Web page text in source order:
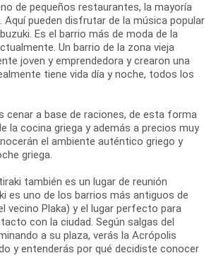
de pequeños restaurantes, la mayoría
Aquí pueden disfrutar de la música popular
Es el barrio más de moda de la
Un barrio de la zona vieja
joven y emprendedora y crearon una
tiene vida día y noche, todos los
cenar a base de raciones, de esta forma
la cocina griega y además a precios muy
el ambiente auténtico griego y
griega.
también es un lugar de reunión
es uno de los barrios más antiguos de
vecino Plaka) y el lugar perfecto para
con la ciudad. Según salgas del
a su plaza, verás la Acrópolis
y entenderás por qué decidiste conocer